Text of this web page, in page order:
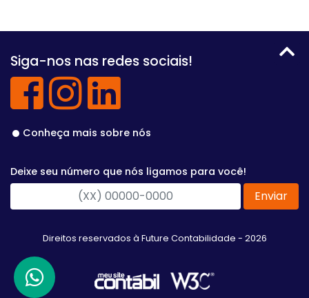
Siga-nos nas redes sociais!
Conheça mais sobre nós
Deixe seu número que nós ligamos para você!
Enviar
Direitos reservados à Future Contabilidade - 2026